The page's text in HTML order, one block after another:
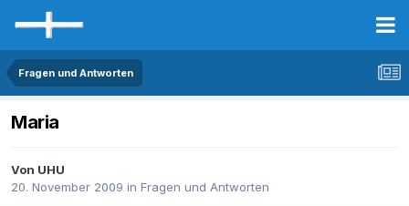
Fragen und Antworten
Maria
Von UHU
20. November 2009 in Fragen und Antworten